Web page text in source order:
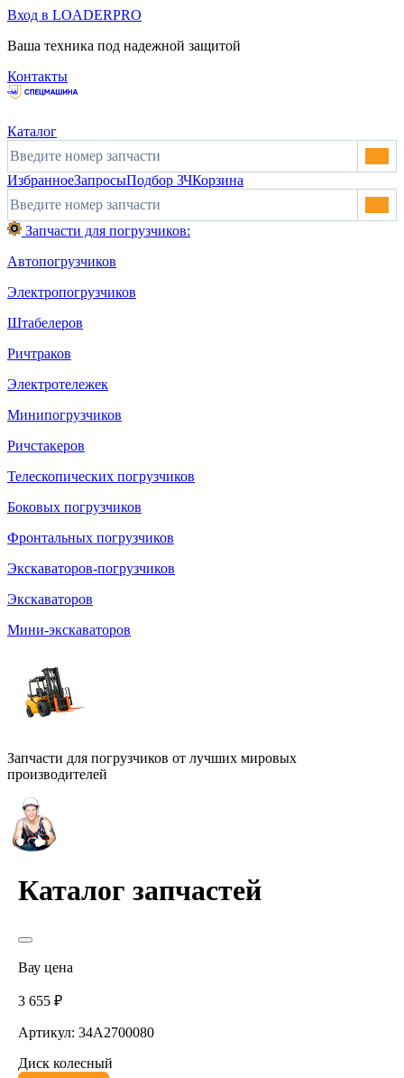
Вход в LOADERPRO
Ваша техника под надежной защитой
Контакты
Каталог
ИзбранноеЗапросыПодбор ЗЧКорзина
Запчасти для погрузчиков:
Автопогрузчиков
Электропогрузчиков
Штабелеров
Ричтраков
Электротележек
Минипогрузчиков
Ричстакеров
Телескопических погрузчиков
Боковых погрузчиков
Фронтальных погрузчиков
Экскаваторов-погрузчиков
Экскаваторов
Мини-экскаваторов
Запчасти для погрузчиков от лучших мировых
производителей
Каталог запчастей
Вау цена
3 655 ₽
Артикул: 34A2700080
Диск колесный